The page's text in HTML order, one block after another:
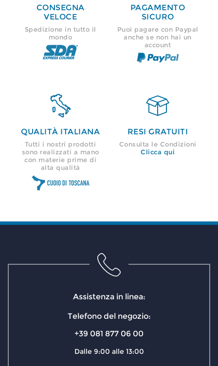
CONSEGNA
VELOCE
Spedizione in tutto il
mondo
PAGAMENTO
SICURO
Puoi pagare con Paypal
anche se non hai un
account

QUALITÀ ITALIANA
Tutti i nostri prodotti
sono realizzati a mano
con materie prime di
alta qualità

RESI GRATUITI
Consulta le Condizioni
Clicca qui
Assistenza in linea:
Telefono del negozio:
+39 081 877 06 00
Dalle 9:00 alle 13:00